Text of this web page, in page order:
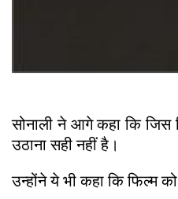
सोनाली ने आगे कहा कि जिस
उठाना सही नहीं है।
उन्होंने ये भी कहा कि फिल्म